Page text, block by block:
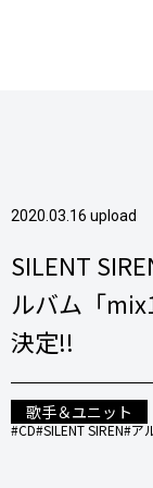
2020.03.16 upload
SILENT
ルバム「
決定!!
歌手＆ユニット
#CD#SILENT SIREN#ア